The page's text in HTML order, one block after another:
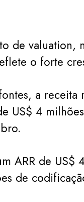
de valuation,
o forte
a receita
US$ 4
ARR de
de